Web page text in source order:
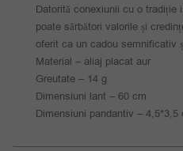
Datorită conexiunii cu o tradiție
poate sărbători valorile și
oferit ca un cadou semnificativ
Material – aliaj placat aur
Greutate – 14 g
Dimensiuni lant – 60 cm
Dimensiuni pandantiv – 4,5*3,5